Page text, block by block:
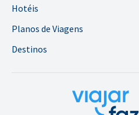
Hotéis
Planos de Viagens
Destinos